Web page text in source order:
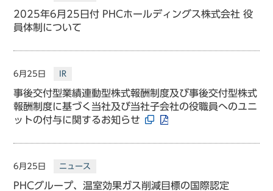
2025年6月25日付 PHCホールディングス株式会社 役
員体制について
6月25日 IR
事後交付型業績連動型株式報酬制度及び事後交付型株式
報酬制度に基づく当社及び当社子会社の役職員へのユニ
ットの付与に関するお知らせ
6月25日 ニュース
PHCグループ、温室効果ガス削減目標の国際認定